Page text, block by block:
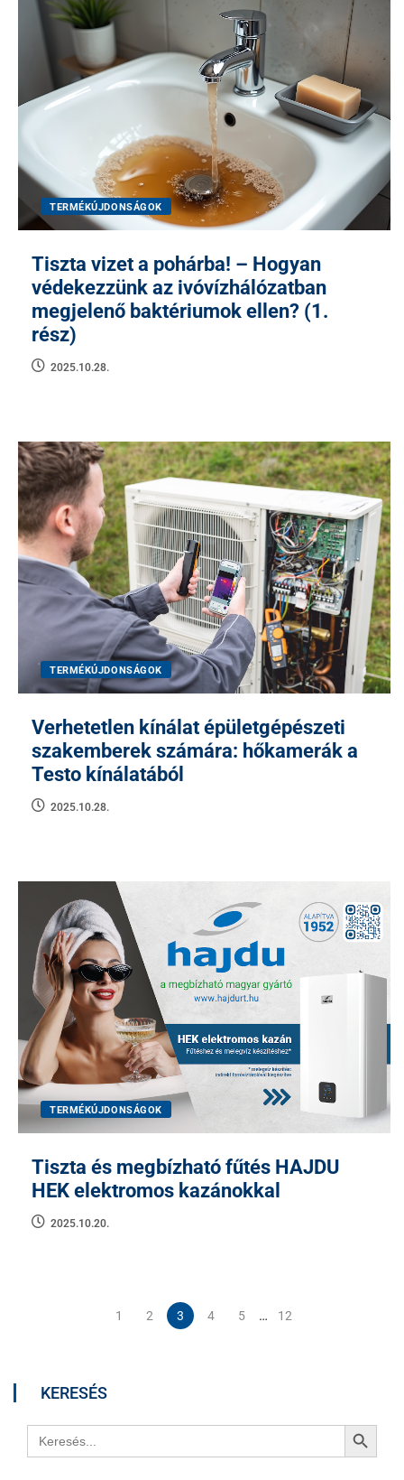
TERMÉKÚJDONSÁGOK
Tiszta vizet a pohárba! – Hogyan
védekezzünk az ivóvízhálózatban
megjelenő baktériumok ellen? (1.
rész)
2025.10.28.
TERMÉKÚJDONSÁGOK
Verhetetlen kínálat épületgépészeti
szakemberek számára: hőkamerák a
Testo kínálatából
2025.10.28.
TERMÉKÚJDONSÁGOK
Tiszta és megbízható fűtés HAJDU
HEK elektromos kazánokkal
2025.10.20.
1 2 3 4 5 … 12
KERESÉS
Search
for:
Search Button